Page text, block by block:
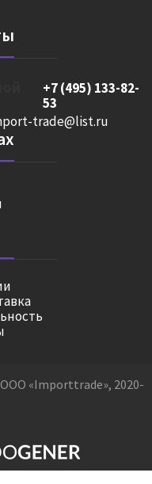
+7 (495) 133-82-
53
trade@list.ru
«Importtrade», 2020-